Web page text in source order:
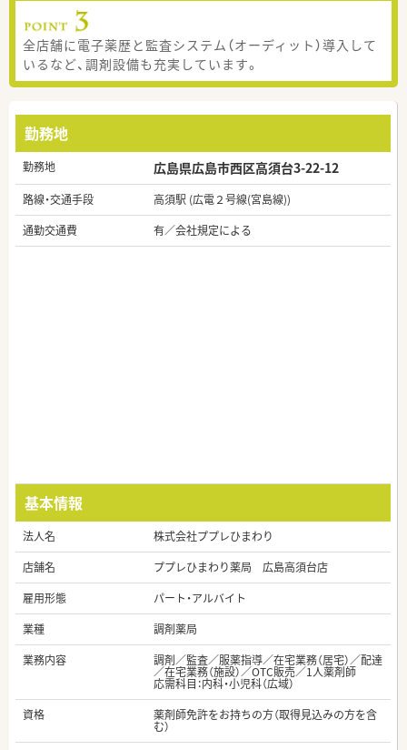
全店舗に電子薬歴と監査システム（オーディット）導入して
いるなど、調剤設備も充実しています。
勤務地
勤務地 広島県広島市西区高須台3-22-12
路線・交通手段
高須駅 (広電２号線(宮島線))
通勤交通費
有／会社規定による
基本情報
法人名
株式会社ププレひまわり
店舗名
ププレひまわり薬局 広島高須台店
雇用形態
パート・アルバイト
業種
調剤薬局
業務内容
調剤／監査／服薬指導／在宅業務（居宅）／配達
／在宅業務（施設）／OTC販売／1人薬剤師
応需科目：内科・小児科（広域）
資格
薬剤師免許をお持ちの方（取得見込みの方を含
む）